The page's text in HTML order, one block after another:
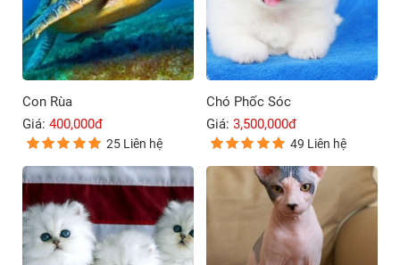
Con Rùa
Giá: 400,000đ
25 Liên hệ
Chó Phốc Sóc
Giá: 3,500,000đ
49 Liên hệ